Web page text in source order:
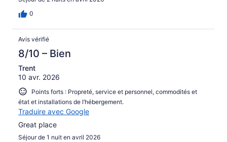
0
Avis vérifié
8/10 – Bien
Trent
10 avr. 2026
Points forts : Propreté, service et personnel, commodités et
état et installations de l’hébergement.
Traduire avec Google
Great place
Séjour de 1 nuit en avril 2026